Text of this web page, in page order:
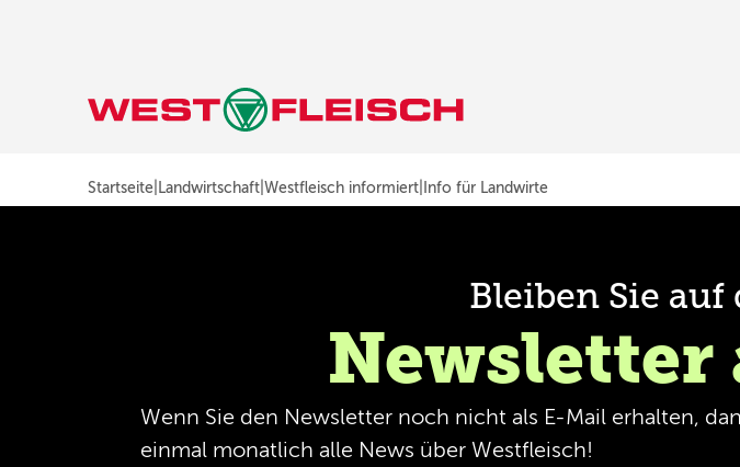
Startseite Landwirtschaft Westfleisch informiert Info für Landwirte
Bleiben Sie
Wenn Sie den Newsletter noch nicht als E-Mail erhalten,
einmal monatlich alle News über Westfleisch!